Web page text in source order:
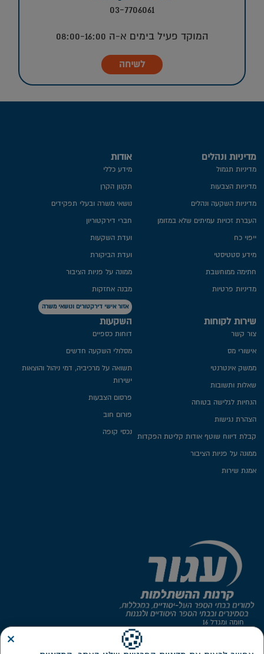
03-7706061
המוקד פעיל בימים א-ה 08:00-16:00
לשיחה
חומה ומגדל 16
אודות
מידע כללי
תקנון הקרן
נושאי משרה ובעלי תפקידים
חברי דירקטוריון
ועדת השקעות
ועדת הביקורת
ממונה על פניות הציבור
מבנה אחזקות
אזור אישי דירקטורים ונושאי משרה
מדיניות ונהלים
מדיניות תגמול
מדיניות הצבעות
מדיניות השקעה ונהלים
העברת זכויות עמיתים שלא במזומן
ייפוי כח
מידע סטטיסטי
חתימה ממוחשבת
מדיניות פרטיות​
השקעות
דוחות כספיים
מסלולי השקעה חדשים
תשואה על מרכיביה, דמי ניהול והוצאות
ישירות
פרסום הצבעות
פורום חוב
נכסי קופה
שירות לקוחות
צור קשר
אישורי מס
ממשק אינטרנטי
שאלות ותשובות
הנחיות לגלישה בטוחה
הצהרת נגישות
קבלת דיווח שוטף אודות קליטת הפקדות
ממונה על פניות הציבור
אמנת שירות
🍪
×